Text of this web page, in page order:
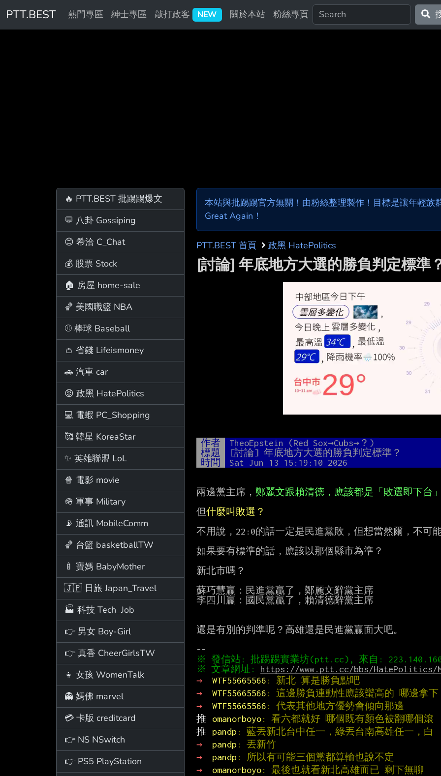
PTT.BEST 熱門專區 紳士專區 敲打政客 NEW 關於本站 粉絲專頁
🔥 PTT.BEST 批踢踢爆文
💬 八卦 Gossiping
😊 希洽 C_Chat
💰 股票 Stock
🏠 房屋 home-sale
🏀 美國職籃 NBA
⚾ 棒球 Baseball
👛 省錢 Lifeismoney
🚗 汽車 car
😡 政黑 HatePolitics
💻 電蝦 PC_Shopping
🥰 韓星 KoreaStar
✨ 英雄聯盟 LoL
🍿 電影 movie
🪖 軍事 Military
📡 通訊 MobileComm
🏀 台籃 basketballTW
🍼 寶媽 BabyMother
🇯🇵 日旅 Japan_Travel
🏭 科技 Tech_Job
👉 男女 Boy-Girl
👉 真香 CheerGirlsTW
👧 女孩 WomenTalk
👻 媽佛 marvel
💳 卡版 creditcard
👉 NS NSwitch
👉 PS5 PlayStation
本站與批踢踢官方無關！由粉絲整理製作！目標是讓年輕族
Great Again！
PTT.BEST 首頁 政黑 HatePolitics
[討論] 年底地方大選的勝負判定標準
作者
TheoEpstein (Red Sox→Cubs→？)
標題
[討論] 年底地方大選的勝負判定標準？
時間
Sat Jun 13 15:19:10 2026
兩邊黨主席， 鄭麗文跟賴清德，應該都是「敗選即下台
但什麼叫敗選？
不用說，22:0的話一定是民進黨敗，但想當然爾，不可
如果要有標準的話，應該以那個縣市為準？
新北市嗎？
蘇巧慧贏：民進黨贏了，鄭麗文辭黨主席
李四川贏：國民黨贏了，賴清德辭黨主席
還是有別的判準呢？高雄還是民進黨贏面大吧。
※ 文章網址: https://www.ptt.cc/bbs/HatePolitics/
→
WTF55665566 : 新北 算是勝負點吧
→
WTF55665566 : 這邊勝負連動性應該蠻高的 哪邊拿下
→
WTF55665566 : 代表其他地方優勢會傾向那邊
推
omanorboyo: 看六都就好 哪個既有顏色被翻哪個滾
推
pandp : 藍丟新北台中任一，綠丟台南高雄任一，白
→
pandp : 丟新竹
→
pandp : 所以有可能三個黨都算輸也說不定
→
omanorboyo: 最後也就看新北高雄而已 剩下無聊